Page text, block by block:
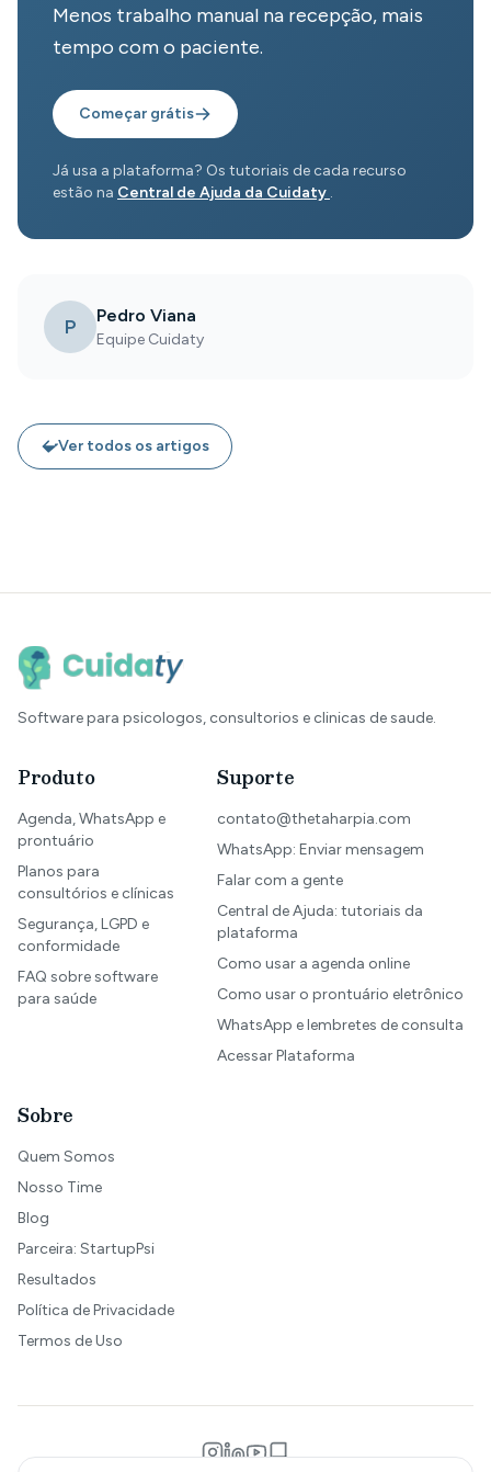
Menos trabalho manual na recepção, mais
tempo com o paciente.
Começar grátis
Já usa a plataforma? Os tutoriais de cada recurso
estão na Central de Ajuda da Cuidaty .
P Pedro Viana
Equipe Cuidaty
Ver todos os artigos
Software para psicologos, consultorios e clinicas de saude.
Produto
Agenda, WhatsApp e
prontuário
Planos para
consultórios e clínicas
Segurança, LGPD e
conformidade
FAQ sobre software
para saúde
Suporte
contato@thetaharpia.com
WhatsApp: Enviar mensagem
Falar com a gente
Central de Ajuda: tutoriais da
plataforma
Como usar a agenda online
Como usar o prontuário eletrônico
WhatsApp e lembretes de consulta
Acessar Plataforma
Sobre
Quem Somos
Nosso Time
Blog
Parceira: StartupPsi
Resultados
Política de Privacidade
Termos de Uso